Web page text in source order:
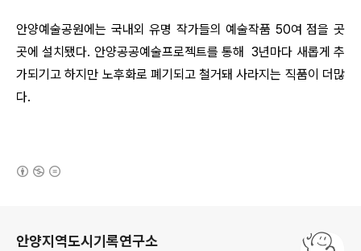
안양예술공원에는 국내외 유명 작가들의 예술작품 50여 점을 곳
곳에 설치됐다. 안양공공예술프로젝트를 통해 3년마다 새롭게 추
가되기고 하지만 노후화로 폐기되고 철거돼 사라지는 직품이 더많
다.
안양지역도시기록연구소